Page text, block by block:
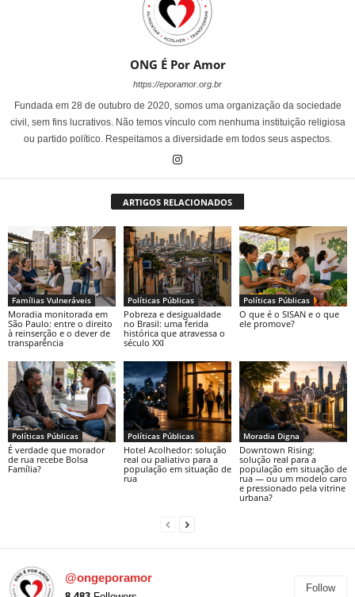
ONG É Por Amor
https://eporamor.org.br
Fundada em 28 de outubro de 2020, somos uma organização da sociedade
civil, sem fins lucrativos. Não temos vínculo com nenhuma instituição religiosa
ou partido político. Respeitamos a diversidade em todos seus aspectos.
ARTIGOS RELACIONADOS
Famílias Vulneráveis
Moradia monitorada em
São Paulo: entre o direito
à reinserção e o dever de
transparência
Políticas Públicas
Pobreza e desigualdade
no Brasil: uma ferida
histórica que atravessa o
século XXI
Políticas Públicas
O que é o SISAN e o que
ele promove?
Políticas Públicas
É verdade que morador
de rua recebe Bolsa
Família?
Políticas Públicas
Hotel Acolhedor: solução
real ou paliativo para a
população em situação de
rua
Moradia Digna
Downtown Rising:
solução real para a
população em situação de
rua — ou um modelo caro
e pressionado pela vitrine
urbana?
@ongeporamor
Follow